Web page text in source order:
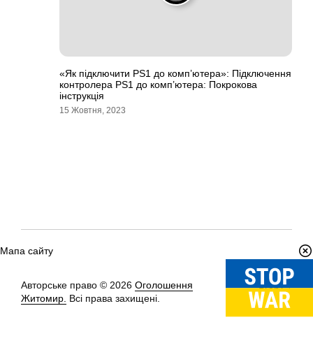
«Як підключити PS1 до комп’ютера»: Підключення
контролера PS1 до комп’ютера: Покрокова
інструкція
15 Жовтня, 2023
Мапа сайту
Авторське право © 2026 Оголошення
Житомир. Всі права захищені.
Вгору